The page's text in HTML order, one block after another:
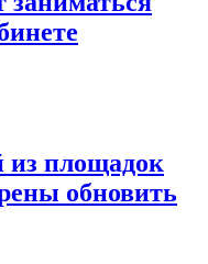
из площадок
обновить